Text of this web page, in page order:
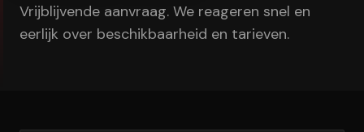
Vrijblijvende aanvraag. We reageren snel en
eerlijk over beschikbaarheid en tarieven.